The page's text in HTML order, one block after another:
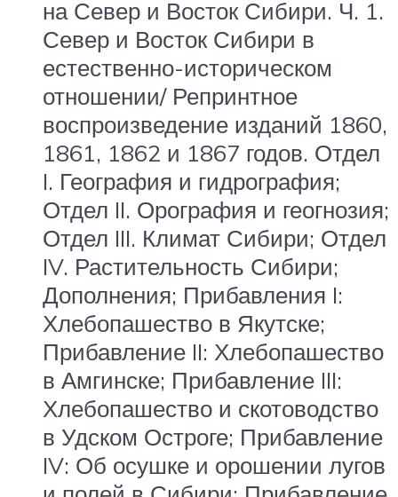
на Север и Восток Сибири. Ч. 1.
Север и Восток Сибири в
естественно-историческом
отношении/ Репринтное
воспроизведение изданий 1860,
1861, 1862 и 1867 годов. Отдел
I. География и гидрография;
Отдел II. Орография и геогнозия;
Отдел III. Климат Сибири; Отдел
IV. Растительность Сибири;
Дополнения; Прибавления I:
Хлебопашество в Якутске;
Прибавление II: Хлебопашество
в Амгинске; Прибавление III:
Хлебопашество и скотоводство
в Удском Остроге; Прибавление
IV: Об осушке и орошении лугов